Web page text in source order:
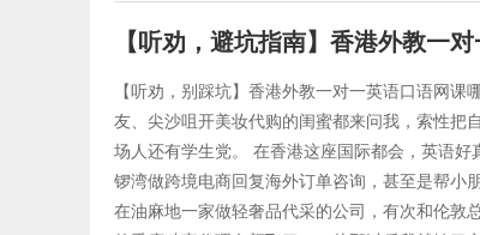
【听劝，避坑指南】香港外教一
【听劝，别踩坑】香港外教一对一英语口语网
友、尖沙咀开美妆代购的闺蜜都来问我，索性把
场人还有学生党。 在香港这座国际都会，英语好
锣湾做跨境电商回复海外订单咨询，甚至是帮小
在油麻地一家做轻奢品代采的公司，有次和伦敦